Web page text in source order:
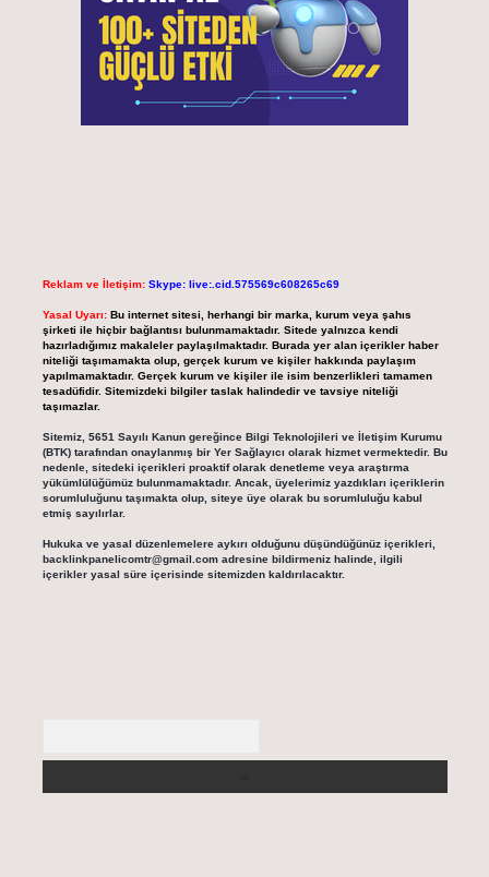
Reklam ve İletişim: Skype: live:.cid.575569c608265c69
Yasal Uyarı: Bu internet sitesi, herhangi bir marka, kurum veya şahıs
şirketi ile hiçbir bağlantısı bulunmamaktadır. Sitede yalnızca kendi
hazırladığımız makaleler paylaşılmaktadır. Burada yer alan içerikler haber
niteliği taşımamakta olup, gerçek kurum ve kişiler hakkında paylaşım
yapılmamaktadır. Gerçek kurum ve kişiler ile isim benzerlikleri tamamen
tesadüfidir. Sitemizdeki bilgiler taslak halindedir ve tavsiye niteliği
taşımazlar.
Sitemiz, 5651 Sayılı Kanun gereğince Bilgi Teknolojileri ve İletişim Kurumu
(BTK) tarafından onaylanmış bir Yer Sağlayıcı olarak hizmet vermektedir. Bu
nedenle, sitedeki içerikleri proaktif olarak denetleme veya araştırma
yükümlülüğümüz bulunmamaktadır. Ancak, üyelerimiz yazdıkları içeriklerin
sorumluluğunu taşımakta olup, siteye üye olarak bu sorumluluğu kabul
etmiş sayılırlar.
Hukuka ve yasal düzenlemelere aykırı olduğunu düşündüğünüz içerikleri,
backlinkpanelicomtr@gmail.comadresine bildirmeniz halinde, ilgili
içerikler yasal süre içerisinde sitemizden kaldırılacaktır.